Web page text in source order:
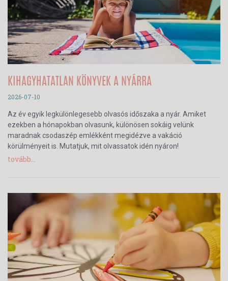
KIHAGYHATATLAN KÖNYVEK A NYÁRRA
2026-07-10
Az év egyik legkülönlegesebb olvasós időszaka a nyár. Amiket
ezekben a hónapokban olvasunk, különösen sokáig velünk
maradnak csodaszép emlékként megidézve a vakáció
körülményeit is. Mutatjuk, mit olvassatok idén nyáron!
tovább...